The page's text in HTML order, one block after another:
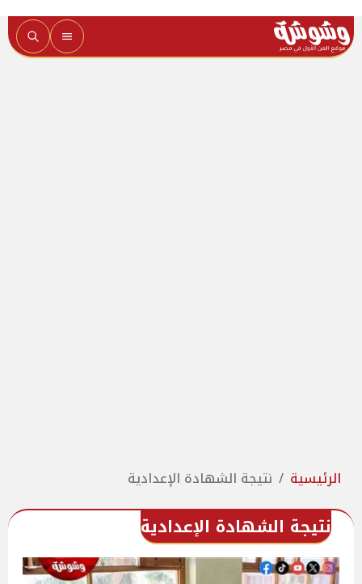
الرئيسية نتيجة الشهادة الإعدادية
نتيجة الشهادة الإعدادية